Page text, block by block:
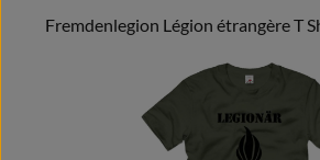
Fremdenlegion Légion étrangère T
Bildergalerie überspringen